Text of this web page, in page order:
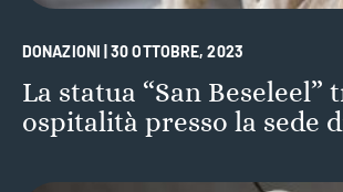
DONAZIONI | 30 OTTOBRE, 2023
La statua “San Beseleel”
ospitalità presso la sede